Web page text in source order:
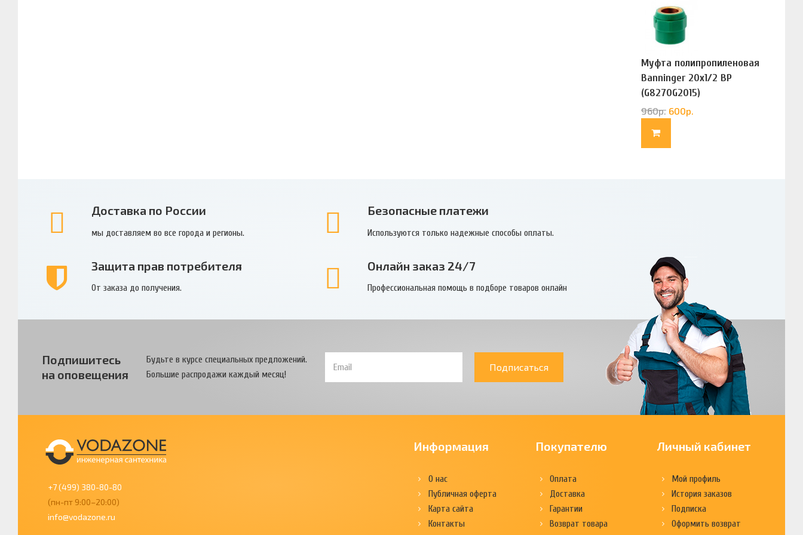
Муфта полипропиленовая
Banninger 20х1/2 ВР
(G8270G2015)
960р. 600р.
Доставка по России
мы доставляем во все города и регионы.
Безопасные платежи
Используются только надежные способы оплаты.
Защита прав потребителя
От заказа до получения.
Онлайн заказ 24/7
Профессиональная помощь в подборе товаров онлайн
Подпишитесь
на оповещения
Будьте в курсе специальных предложений.
Большие распродажи каждый месяц!
Подписаться
+7 (499) 380-80-80
(пн-пт 9:00–20:00)
info@vodazone.ru
Информация
О нас
Публичная оферта
Карта сайта
Контакты
Покупателю
Оплата
Доставка
Гарантии
Возврат товара
Личный кабинет
Мой профиль
История заказов
Подписка
Оформить возврат